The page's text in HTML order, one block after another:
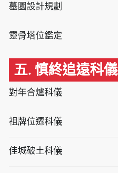
墓園設計規劃
靈骨塔位鑑定
五. 慎終追遠科儀
對年合爐科儀
祖牌位遷科儀
佳城破土科儀